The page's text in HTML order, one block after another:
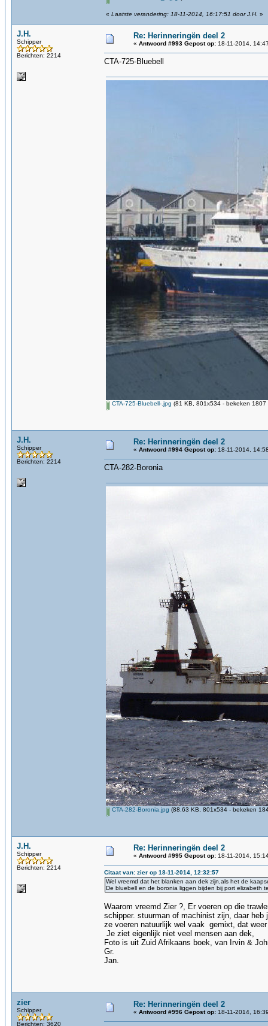
« Laatste verandering: 18-11-2014, 16:17:51 door J.H. »
J.H.
Schipper
Berichten: 2214
Re: Herinneringën deel 2
« Antwoord #993 Gepost op: 18-11-2014,
CTA-725-Bluebell
CTA-725-Bluebell-.jpg (81 KB, 801x534 - bekeken 1807
J.H.
Schipper
Berichten: 2214
Re: Herinneringën deel 2
« Antwoord #994 Gepost op: 18-11-2014,
CTA-282-Boronia
CTA-282-Boronia.jpg (88.63 KB, 801x534 - bekeken
J.H.
Schipper
Berichten: 2214
Re: Herinneringën deel 2
« Antwoord #995 Gepost op: 18-11-2014,
Citaat van: zier op 18-11-2014, 12:32:57
Wel vreemd dat het blanken aan dek zijn,als het de
De bluebell en de boronia liggen bijden bij port elizabeth
Waarom vreemd Zier ?, Er voeren op die
schipper. stuurman of machinist zijn, daar
ze voeren natuurlijk wel vaak gemixt, dat
Je ziet eigenlijk niet veel mensen aan dek,
Foto is uit Zuid Afrikaans boek, van Irvin &
Gr.
Jan.
zier
Schipper
Berichten: 3620
Re: Herinneringën deel 2
« Antwoord #996 Gepost op: 18-11-2014,